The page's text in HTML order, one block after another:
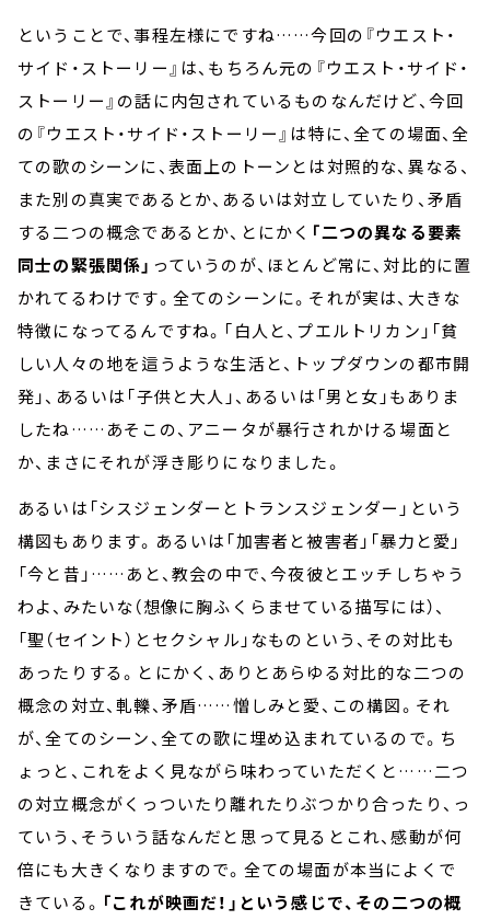
ということで、事程左様にですね……今回の『ウエスト・
サイド・ストーリー』は、もちろん元の『ウエスト・サイド・
ストーリー』の話に内包されているものなんだけど、今回
の『ウエスト・サイド・ストーリー』は特に、全ての場面、全
ての歌のシーンに、表面上のトーンとは対照的な、異なる、
また別の真実であるとか、あるいは対立していたり、矛盾
する二つの概念であるとか、とにかく 「二つの異なる要素
同士の緊張関係」 っていうのが、ほとんど常に、対比的に置
かれてるわけです。全てのシーンに。それが実は、大きな
特徴になってるんですね。「白人と、プエルトリカン」「貧
しい人々の地を這うような生活と、トップダウンの都市開
発」、あるいは「子供と大人」、あるいは「男と女」もありま
したね……あそこの、アニータが暴行されかける場面と
か、まさにそれが浮き彫りになりました。
あるいは「シスジェンダーとトランスジェンダー」という
構図もあります。あるいは「加害者と被害者」「暴力と愛」
「今と昔」……あと、教会の中で、今夜彼とエッチしちゃう
わよ、みたいな（想像に胸ふくらませている描写には）、
「聖（セイント）とセクシャル」なものという、その対比も
あったりする。とにかく、ありとあらゆる対比的な二つの
概念の対立、軋轢、矛盾……憎しみと愛、この構図。それ
が、全てのシーン、全ての歌に埋め込まれているので。ち
ょっと、これをよく見ながら味わっていただくと……二つ
の対立概念がくっついたり離れたりぶつかり合ったり、っ
ていう、そういう話なんだと思って見るとこれ、感動が何
倍にも大きくなりますので。全ての場面が本当によくで
きている。 「これが映画だ！」という感じで、その二つの概